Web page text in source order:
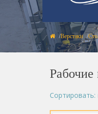
Верстаки
Сортировать: